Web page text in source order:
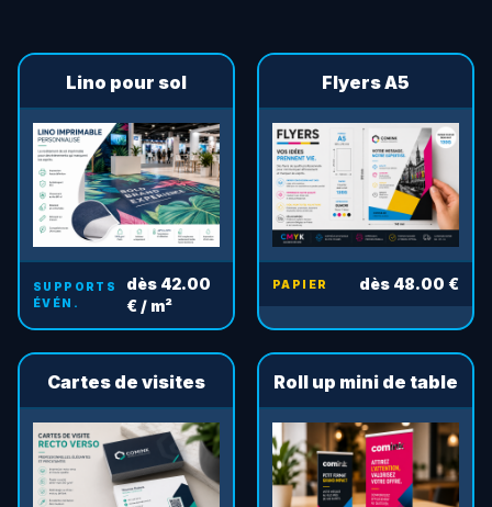
Lino pour sol
SUPPORTS
ÉVÉN.
dès 42.00
€ / m²
Flyers A5
PAPIER dès 48.00 €
Cartes de visites Roll up mini de table